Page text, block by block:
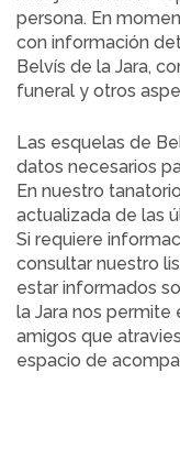
persona. En
con información
Belvís de la Jara,
funeral y otros
Las esquelas de
datos necesarios
En nuestro
actualizada de las
Si requiere
consultar nuestro
estar informados
la Jara nos
amigos que
espacio de